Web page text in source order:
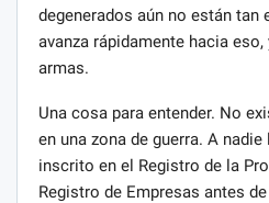
degenerados aún no están tan
avanza rápidamente hacia
armas.
Una cosa para entender. No
en una zona de guerra. A
inscrito en el Registro de la
Registro de Empresas antes